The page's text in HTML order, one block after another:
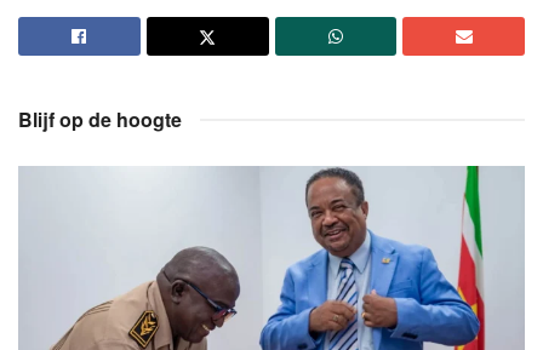
Blijf op de hoogte